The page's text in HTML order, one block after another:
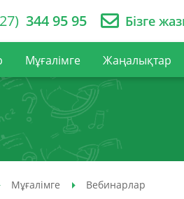
344 95 95 Бізге
Мұғалімге Жаңалықтар
Мұғалімге Вебинарлар